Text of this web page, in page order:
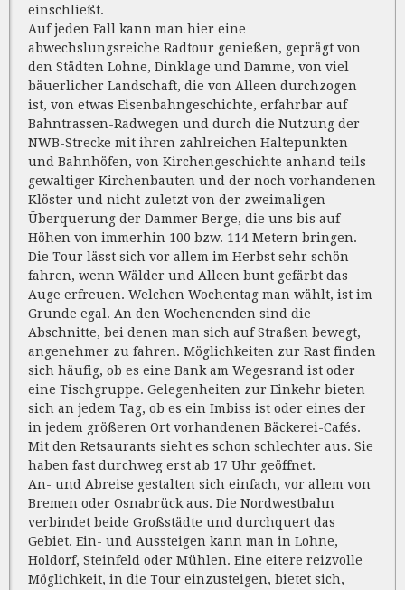
einschließt.
Auf jeden Fall kann man hier eine
abwechslungsreiche Radtour genießen, geprägt von
den Städten Lohne, Dinklage und Damme, von viel
bäuerlicher Landschaft, die von Alleen durchzogen
ist, von etwas Eisenbahngeschichte, erfahrbar auf
Bahntrassen-Radwegen und durch die Nutzung der
NWB-Strecke mit ihren zahlreichen Haltepunkten
und Bahnhöfen, von Kirchengeschichte anhand teils
gewaltiger Kirchenbauten und der noch vorhandenen
Klöster und nicht zuletzt von der zweimaligen
Überquerung der Dammer Berge, die uns bis auf
Höhen von immerhin 100 bzw. 114 Metern bringen.
Die Tour lässt sich vor allem im Herbst sehr schön
fahren, wenn Wälder und Alleen bunt gefärbt das
Auge erfreuen. Welchen Wochentag man wählt, ist im
Grunde egal. An den Wochenenden sind die
Abschnitte, bei denen man sich auf Straßen bewegt,
angenehmer zu fahren. Möglichkeiten zur Rast finden
sich häufig, ob es eine Bank am Wegesrand ist oder
eine Tischgruppe. Gelegenheiten zur Einkehr bieten
sich an jedem Tag, ob es ein Imbiss ist oder eines der
in jedem größeren Ort vorhandenen Bäckerei-Cafés.
Mit den Retsaurants sieht es schon schlechter aus. Sie
haben fast durchweg erst ab 17 Uhr geöffnet.
An- und Abreise gestalten sich einfach, vor allem von
Bremen oder Osnabrück aus. Die Nordwestbahn
verbindet beide Großstädte und durchquert das
Gebiet. Ein- und Aussteigen kann man in Lohne,
Holdorf, Steinfeld oder Mühlen. Eine eitere reizvolle
Möglichkeit, in die Tour einzusteigen, bietet sich,